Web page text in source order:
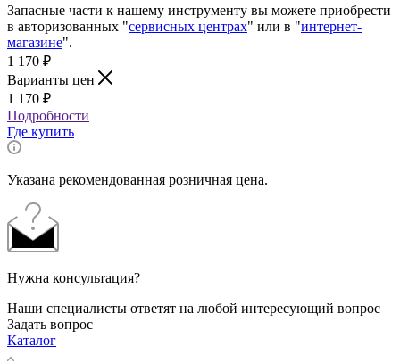
Запасные части к нашему инструменту вы можете приобрести
в авторизованных "сервисных центрах" или в "интернет-
магазине".
1 170 ₽
Варианты цен
1 170 ₽
Подробности
Где купить
Указана рекомендованная розничная цена.
Нужна консультация?
Наши специалисты ответят на любой интересующий вопрос
Задать вопрос
Каталог